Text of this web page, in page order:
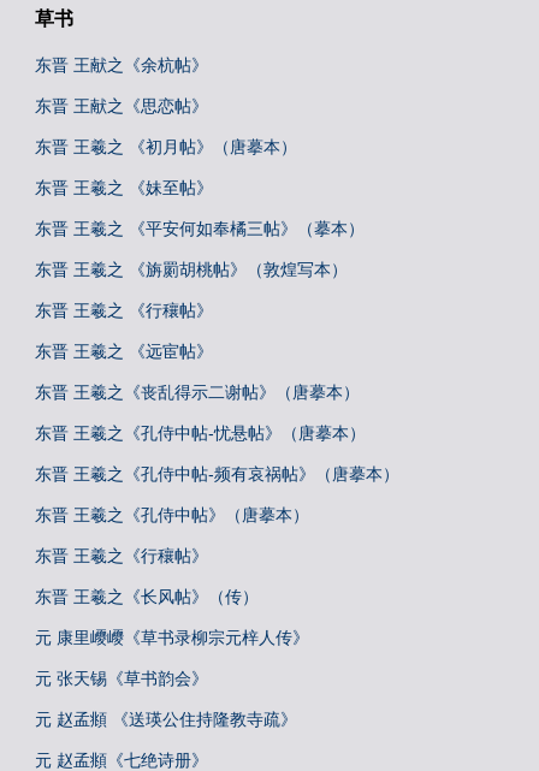
草书
东晋 王献之《余杭帖》
东晋 王献之《思恋帖》
东晋 王羲之 《初月帖》（唐摹本）
东晋 王羲之 《妹至帖》
东晋 王羲之 《平安何如奉橘三帖》（摹本）
东晋 王羲之 《旃罽胡桃帖》（敦煌写本）
东晋 王羲之 《行穰帖》
东晋 王羲之 《远宦帖》
东晋 王羲之《丧乱得示二谢帖》（唐摹本）
东晋 王羲之《孔侍中帖-忧悬帖》（唐摹本）
东晋 王羲之《孔侍中帖-频有哀祸帖》（唐摹本）
东晋 王羲之《孔侍中帖》（唐摹本）
东晋 王羲之《行穰帖》
东晋 王羲之《长风帖》（传）
元 康里巎巎《草书录柳宗元梓人传》
元 张天锡《草书韵会》
元 赵孟頫 《送瑛公住持隆教寺疏》
元 赵孟頫《七绝诗册》